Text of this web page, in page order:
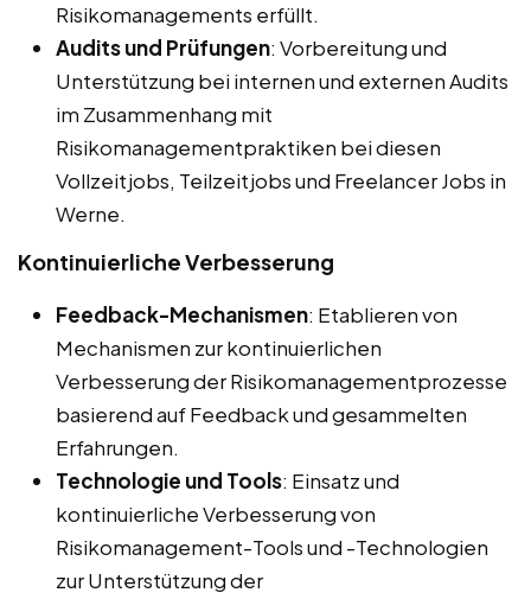
Risikomanagements erfüllt.
Audits und Prüfungen: Vorbereitung und
Unterstützung bei internen und externen Audits
im Zusammenhang mit
Risikomanagementpraktiken bei diesen
Vollzeitjobs, Teilzeitjobs und Freelancer Jobs in
Werne.
Kontinuierliche Verbesserung
Feedback-Mechanismen: Etablieren von
Mechanismen zur kontinuierlichen
Verbesserung der Risikomanagementprozesse
basierend auf Feedback und gesammelten
Erfahrungen.
Technologie und Tools: Einsatz und
kontinuierliche Verbesserung von
Risikomanagement-Tools und -Technologien
zur Unterstützung der